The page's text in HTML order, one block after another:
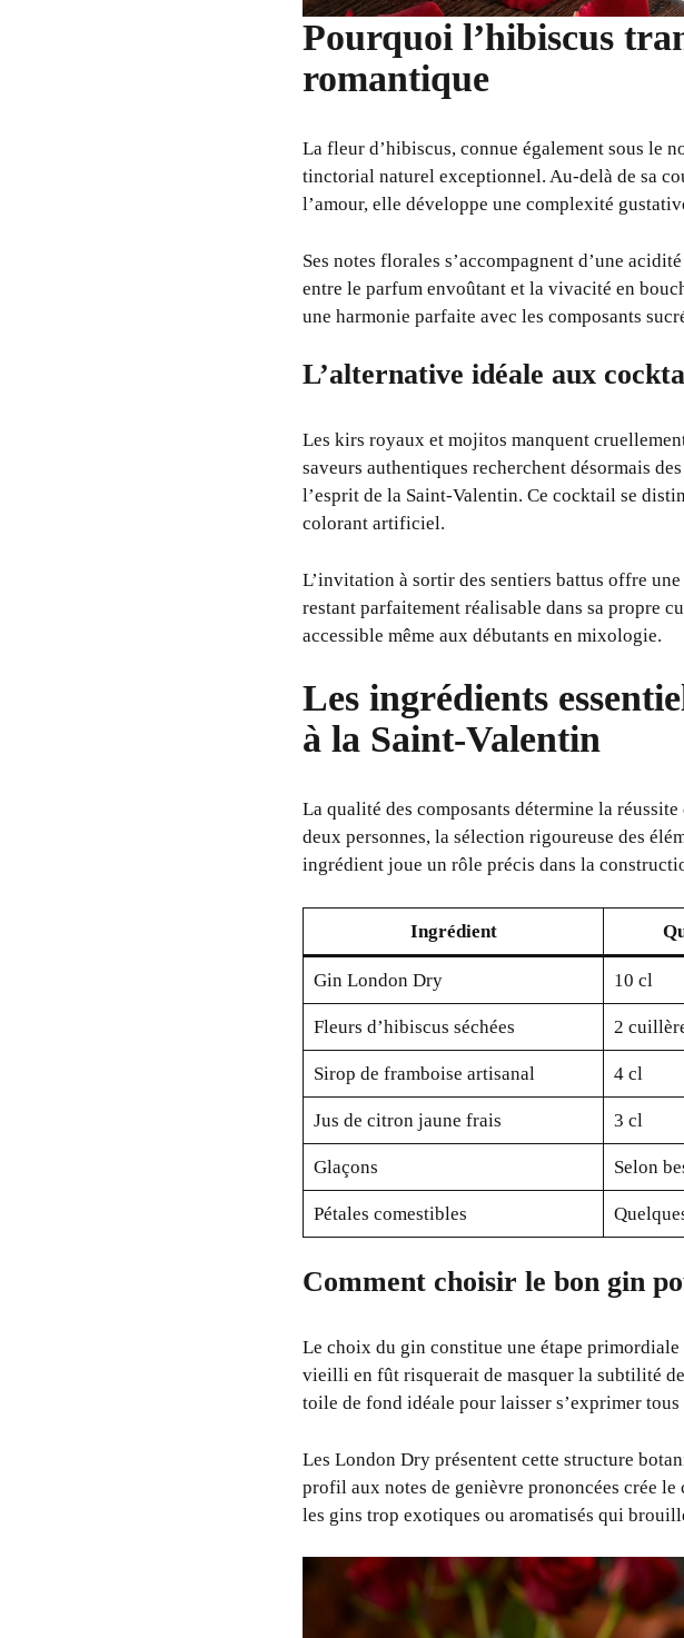
Pourquoi l’hibiscus
romantique
La fleur d’hibiscus, connue également sous le
tinctorial naturel exceptionnel. Au-delà de sa
l’amour, elle développe une complexité
Ses notes florales s’accompagnent d’une
entre le parfum envoûtant et la vivacité en
une harmonie parfaite avec les composants
L’alternative idéale aux
Les kirs royaux et mojitos manquent
saveurs authentiques recherchent désormais
l’esprit de la Saint-Valentin. Ce cocktail se
colorant artificiel.
L’invitation à sortir des sentiers battus offre
restant parfaitement réalisable dans sa propre
accessible même aux débutants en mixologie.
Les ingrédients
à la Saint-Valentin
La qualité des composants détermine la
deux personnes, la sélection rigoureuse des
ingrédient joue un rôle précis dans la
Ingrédient
Gin London Dry 10 cl
Fleurs d’hibiscus séchées 2
Sirop de framboise artisanal 4 cl
Jus de citron jaune frais 3 cl
Glaçons Selon
Pétales comestibles
Comment choisir le bon gin
Le choix du gin constitue une étape
vieilli en fût risquerait de masquer la subtilité
toile de fond idéale pour laisser s’exprimer tous
Les London Dry présentent cette structure
profil aux notes de genièvre prononcées crée
les gins trop exotiques ou aromatisés qui